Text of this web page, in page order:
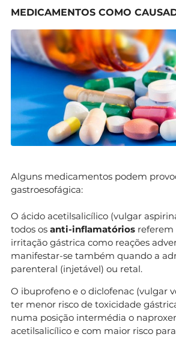
MEDICAMENTOS COMO
Alguns medicamentos podem
gastroesofágica:
O ácido acetilsalicílico (vulgar
todos os anti-inflamatórios referem
irritação gástrica como reações
manifestar-se também quando a
parenteral (injetável) ou retal.
O ibuprofeno e o diclofenac (vulgar
ter menor risco de toxicidade
numa posição intermédia o
acetilsalicílico e com maior risco